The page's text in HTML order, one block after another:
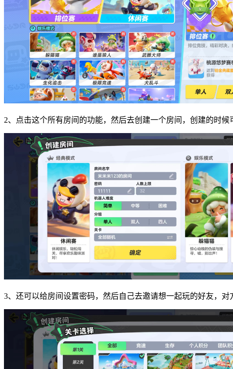
2、点击这个所有房间的功能，然后去创建一个房间，创建的时
3、还可以给房间设置密码，然后自己去邀请想一起玩的好友，对